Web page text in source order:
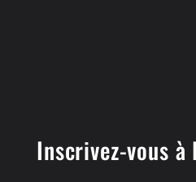
Inscrivez-vous